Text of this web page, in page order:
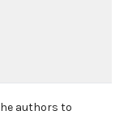
authors to